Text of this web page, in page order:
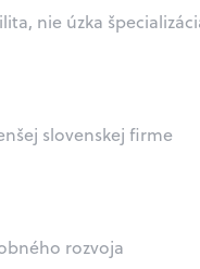
nie úzka
slovenskej firme
rozvoja